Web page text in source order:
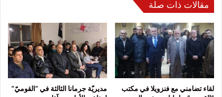
مقالات ذات صلة
لقاء تضامني مع فنزويلا في مكتب
مديريّة جرمانا الثالثة في “القوميّ”